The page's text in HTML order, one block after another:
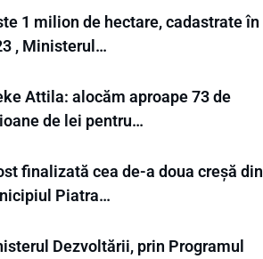
1 milion de hectare, cadastrate în
, Ministerul…
Attila: alocăm aproape 73 de
de lei pentru…
finalizată cea de-a doua creșă din
Piatra…
Dezvoltării, prin Programul